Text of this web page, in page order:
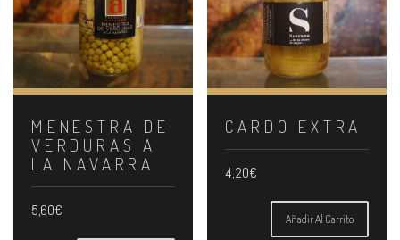
MENESTRA DE
VERDURAS A
LA NAVARRA
5,60€
CARDO EXTRA
4,20€
Añadir Al Carrito